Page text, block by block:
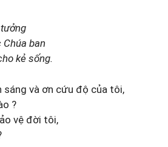
ban
kẻ sống.
sáng và ơn cứu độ của tôi,
?
vệ đời tôi,